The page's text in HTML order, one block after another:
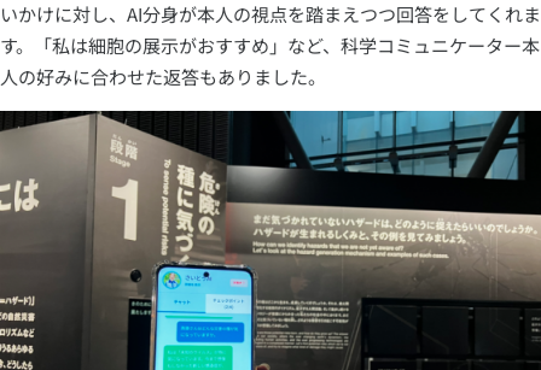
いかけに対し、AI分身が本人の視点を踏まえつつ回答をしてくれま
す。「私は細胞の展示がおすすめ」など、科学コミュニケーター本
人の好みに合わせた返答もありました。